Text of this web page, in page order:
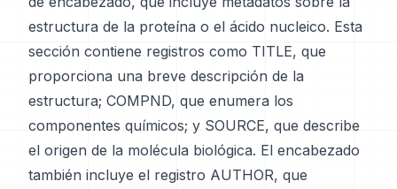
estructura de la proteína o el ácido nucleico. Esta
sección contiene registros como TITLE, que
proporciona una breve descripción de la
estructura; COMPND, que enumera los
componentes químicos; y SOURCE, que describe
el origen de la molécula biológica. El encabezado
también incluye el registro AUTHOR, que